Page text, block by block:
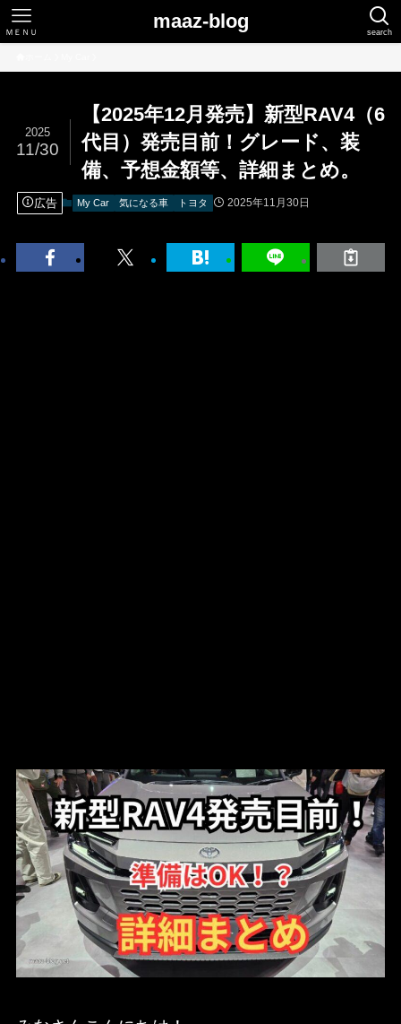
maaz-blog search
ＭＥＮＵ
【2025年12月発売】新型RAV4（6
代目）発売目前！グレード、装
備、予想金額等、詳細まとめ。
2025
11/30
広告 My Car 気になる車 トヨタ 2025年11月30日